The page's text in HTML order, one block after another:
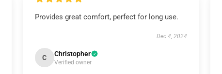
Provides great comfort, perfect for long use.
Dec 4, 2024
C Christopher
Verified owner